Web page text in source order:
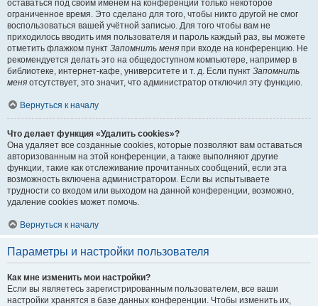
оставаться под своим именем на конференции только некоторое
ограниченное время. Это сделано для того, чтобы никто другой не смог
воспользоваться вашей учётной записью. Для того чтобы вам не
приходилось вводить имя пользователя и пароль каждый раз, вы можете
отметить флажком пункт Запомнить меня при входе на конференцию. Не
рекомендуется делать это на общедоступном компьютере, например в
библиотеке, интернет-кафе, университете и т. д. Если пункт Запомнить
меня отсутствует, это значит, что администратор отключил эту функцию.
Вернуться к началу
Что делает функция «Удалить cookies»?
Она удаляет все созданные cookies, которые позволяют вам оставаться
авторизованным на этой конференции, а также выполняют другие
функции, такие как отслеживание прочитанных сообщений, если эта
возможность включена администратором. Если вы испытываете
трудности со входом или выходом на данной конференции, возможно,
удаление cookies может помочь.
Вернуться к началу
Параметры и настройки пользователя
Как мне изменить мои настройки?
Если вы являетесь зарегистрированным пользователем, все ваши
настройки хранятся в базе данных конференции. Чтобы изменить их,